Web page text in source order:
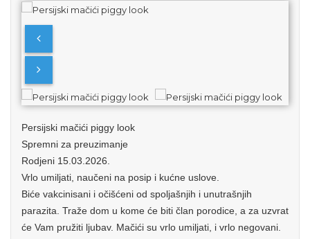
Persijski mačići piggy look
Spremni za preuzimanje
Rodjeni 15.03.2026.
Vrlo umiljati, naučeni na posip i kućne uslove.
Biće vakcinisani i očišćeni od spoljašnjih i unutrašnjih
parazita. Traže dom u kome će biti član porodice, a za uzvrat
će Vam pružiti ljubav. Mačići su vrlo umiljati, i vrlo negovani.